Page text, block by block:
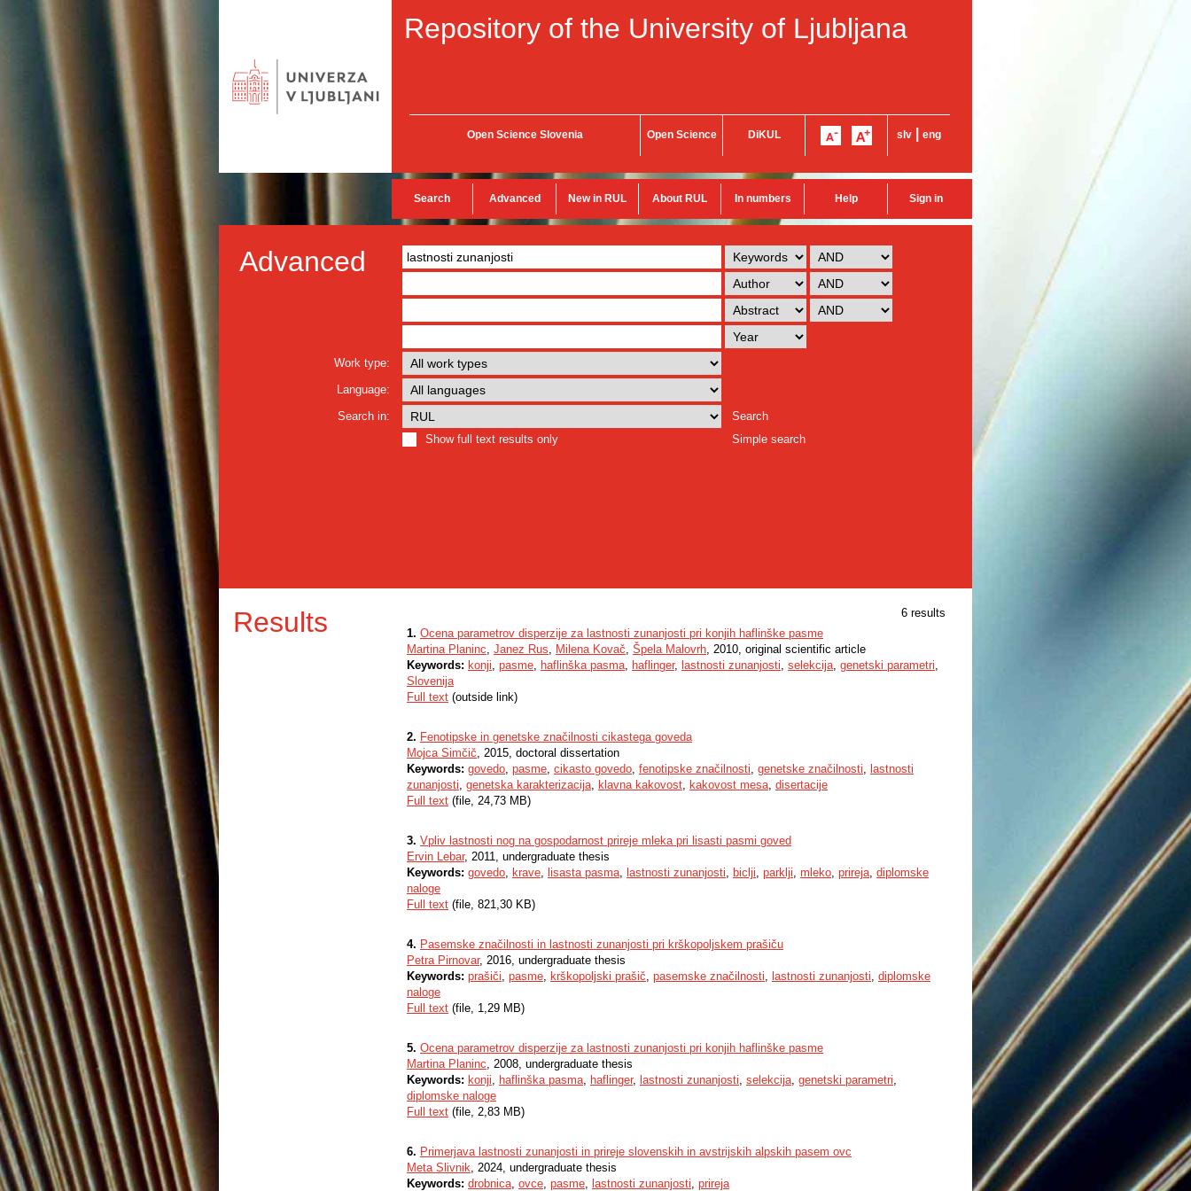
Repository of the University of Ljubljana
Open Science Slovenia Open Science DiKUL slv eng
Search Advanced New in RUL About RUL In numbers Help Sign in
Advanced
Work type:
Language:
Search in:
Search
Show full text results only
Simple search
Results
6 results
1. Ocena parametrov disperzije za lastnosti zunanjosti pri konjih haflinške pasme
Martina Planinc, Janez Rus, Milena Kovač, Špela Malovrh, 2010, original scientific article
Keywords: konji, pasme, haflinška pasma, haflinger, lastnosti zunanjosti, selekcija, genetski parametri,
Slovenija
Full text (outside link)
2. Fenotipske in genetske značilnosti cikastega goveda
Mojca Simčič, 2015, doctoral dissertation
Keywords: govedo, pasme, cikasto govedo, fenotipske značilnosti, genetske značilnosti, lastnosti
zunanjosti, genetska karakterizacija, klavna kakovost, kakovost mesa, disertacije
Full text (file, 24,73 MB)
3. Vpliv lastnosti nog na gospodarnost prireje mleka pri lisasti pasmi goved
Ervin Lebar, 2011, undergraduate thesis
Keywords: govedo, krave, lisasta pasma, lastnosti zunanjosti, biclji, parklji, mleko, prireja, diplomske
naloge
Full text (file, 821,30 KB)
4. Pasemske značilnosti in lastnosti zunanjosti pri krškopoljskem prašiču
Petra Pirnovar, 2016, undergraduate thesis
Keywords: prašiči, pasme, krškopoljski prašič, pasemske značilnosti, lastnosti zunanjosti, diplomske
naloge
Full text (file, 1,29 MB)
5. Ocena parametrov disperzije za lastnosti zunanjosti pri konjih haflinške pasme
Martina Planinc, 2008, undergraduate thesis
Keywords: konji, haflinška pasma, haflinger, lastnosti zunanjosti, selekcija, genetski parametri,
diplomske naloge
Full text (file, 2,83 MB)
6. Primerjava lastnosti zunanjosti in prireje slovenskih in avstrijskih alpskih pasem ovc
Meta Slivnik, 2024, undergraduate thesis
Keywords: drobnica, ovce, pasme, lastnosti zunanjosti, prireja